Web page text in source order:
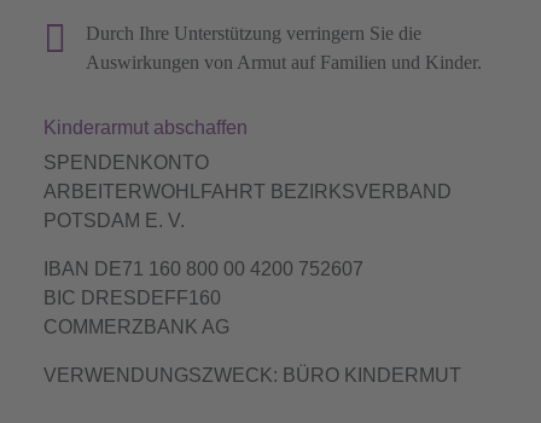
Durch Ihre Unterstützung verringern Sie die
Auswirkungen von Armut auf Familien und Kinder.
Kinderarmut abschaffen
SPENDENKONTO
ARBEITERWOHLFAHRT BEZIRKSVERBAND
POTSDAM E. V.
IBAN DE71 160 800 00 4200 752607
BIC DRESDEFF160
COMMERZBANK AG
VERWENDUNGSZWECK: BÜRO KINDERMUT